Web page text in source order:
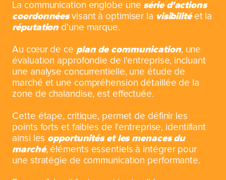
La communication englobe unesérie d'actions
coordonnéesvisant à optimiser la visibilité et la
réputation d'une marque.
Au cœur de ce plan de communication, une
évaluation approfondie de l'entreprise, incluant
une analyse concurrentielle, une étude de
marché et une compréhension détaillée de la
zone de chalandise, est effectuée.
Cette étape, critique, permet de définir les
points forts et faibles de l'entreprise, identifiant
ainsi les opportunités et les menaces du
marché, éléments essentiels à intégrer pour
une stratégie de communication performante.